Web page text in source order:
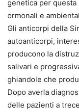
genetica per questa
ormonali e
Gli anticorpi della
autoanticorpi,
producono la
salivari e
ghiandole che
Dopo averla
delle pazienti a